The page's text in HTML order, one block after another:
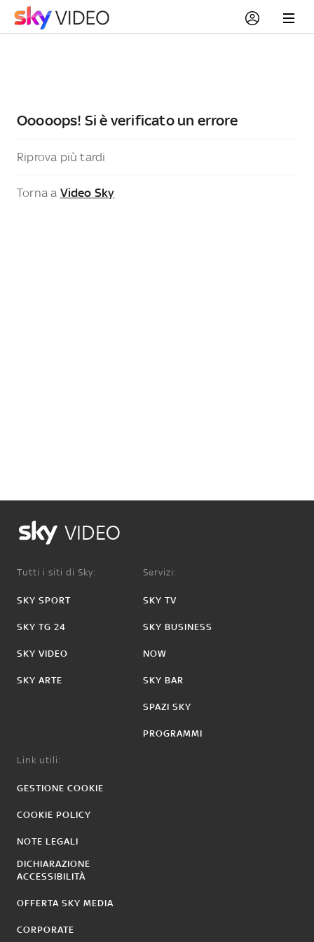
Ooooops! Si è verificato un errore
Riprova più tardi
Torna a Video Sky
VIDEO
Tutti i siti di Sky:
SKY SPORT
SKY TG 24
SKY VIDEO
SKY ARTE
Servizi:
SKY TV
SKY BUSINESS
NOW
SKY BAR
SPAZI SKY
PROGRAMMI
Link utili:
GESTIONE COOKIE
COOKIE POLICY
NOTE LEGALI
DICHIARAZIONE
ACCESSIBILITÀ
OFFERTA SKY MEDIA
CORPORATE